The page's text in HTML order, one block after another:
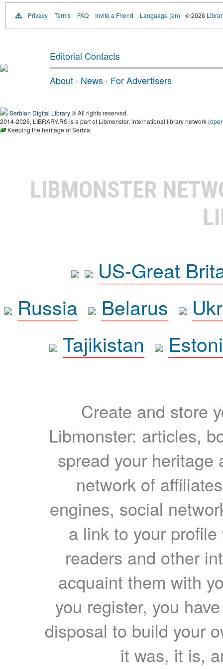
Privacy Terms FAQ Invite a Friend Language (en) © 2026
Editorial Contacts
About · News · For Advertisers
Serbian Digital Library® All rights reserved.
2014-2026, LIBRARY.RS is a part of Libmonster, international library network (
Keeping the heritage of Serbia
LIBMONSTER
US-Great
Russia
Belarus
Tajikistan
Create and store
Libmonster: articles,
spread your heritage
network of
engines, social
a link to your
readers and other
acquaint them with
you register, you
disposal to build your
it was, it is,